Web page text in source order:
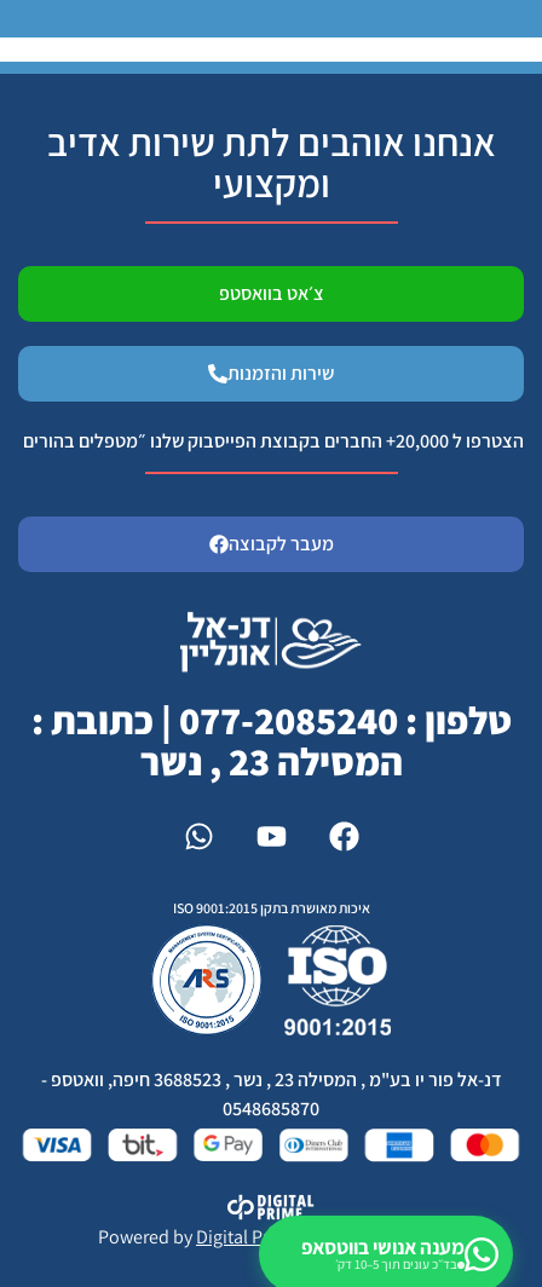
אנחנו אוהבים לתת שירות אדיב
ומקצועי
צ׳אט בוואסטפ
שירות והזמנות
הצטרפו ל 20,000+ החברים בקבוצת הפייסבוק שלנו ״מטפלים בהורים
מעבר לקבוצה
טלפון : 077-2085240 | כתובת :
המסילה 23 , נשר
איכות מאושרת בתקן ISO 9001:2015
דנ-אל פור יו בע"מ , המסילה 23 , נשר , 3688523 חיפה, וואטספ -
0548685870
Powered byDigital Prime Monetization LTD
מענה אנושי בווטסאפ
בד״כ עונים תוך 5–10 דק׳